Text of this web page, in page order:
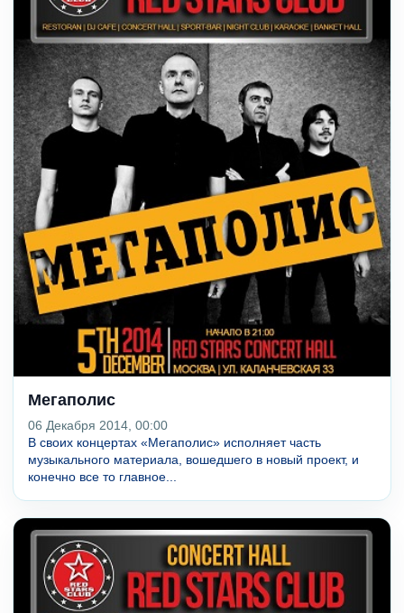
Мегаполис
06 Декабря 2014, 00:00
В своих концертах «Мегаполис» исполняет часть
музыкального материала, вошедшего в новый проект, и
конечно все то главное...